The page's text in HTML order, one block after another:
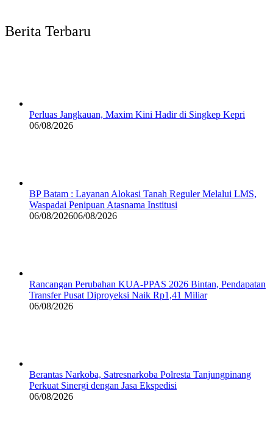
Berita Terbaru
Perluas Jangkauan, Maxim Kini Hadir di Singkep Kepri
06/08/2026
BP Batam : Layanan Alokasi Tanah Reguler Melalui LMS,
Waspadai Penipuan Atasnama Institusi
06/08/202606/08/2026
Rancangan Perubahan KUA-PPAS 2026 Bintan, Pendapatan
Transfer Pusat Diproyeksi Naik Rp1,41 Miliar
06/08/2026
Berantas Narkoba, Satresnarkoba Polresta Tanjungpinang
Perkuat Sinergi dengan Jasa Ekspedisi
06/08/2026